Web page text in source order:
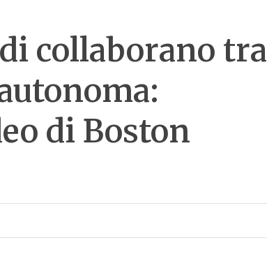
collaborano tra
di Boston